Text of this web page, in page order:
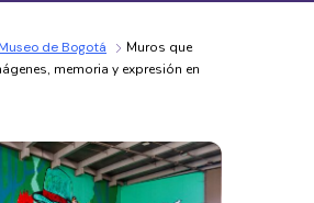
Museo de Bogotá
Muros que
memoria y expresión en